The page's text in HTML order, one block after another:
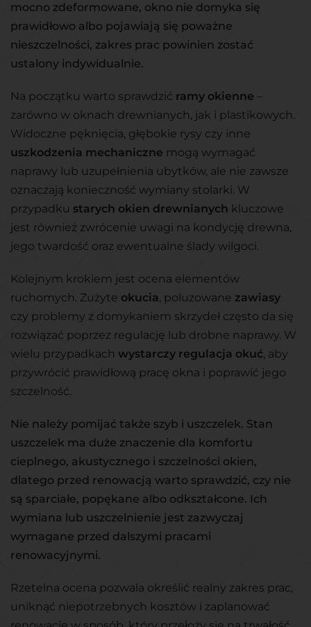
mocno zdeformowane, okno nie domyka się
prawidłowo albo pojawiają się poważne
nieszczelności, zakres prac powinien zostać
ustalony indywidualnie.
Na początku warto sprawdzić ramy okienne –
zarówno w oknach drewnianych, jak i plastikowych.
Widoczne pęknięcia, głębokie rysy czy inne
uszkodzenia mechaniczne mogą wymagać
naprawy lub uzupełnienia ubytków, ale nie zawsze
oznaczają konieczność wymiany stolarki. W
przypadku starych okien drewnianych kluczowe
jest również zwrócenie uwagi na kondycję drewna,
jego twardość oraz ewentualne ślady wilgoci.
Kolejnym krokiem jest ocena elementów
ruchomych. Zużyte okucia, poluzowane zawiasy
czy problemy z domykaniem skrzydeł często da się
rozwiązać poprzez regulację lub drobne naprawy. W
wielu przypadkach wystarczy regulacja okuć, aby
przywrócić prawidłową pracę okna i poprawić jego
szczelność.
Nie należy pomijać także szyb i uszczelek. Stan
uszczelek ma duże znaczenie dla komfortu
cieplnego, akustycznego i szczelności okien,
dlatego przed renowacją warto sprawdzić, czy nie
są sparciałe, popękane albo odkształcone. Ich
wymiana lub uszczelnienie jest zazwyczaj
wymagane przed dalszymi pracami
renowacyjnymi.
Rzetelna ocena pozwala określić realny zakres prac,
uniknąć niepotrzebnych kosztów i zaplanować